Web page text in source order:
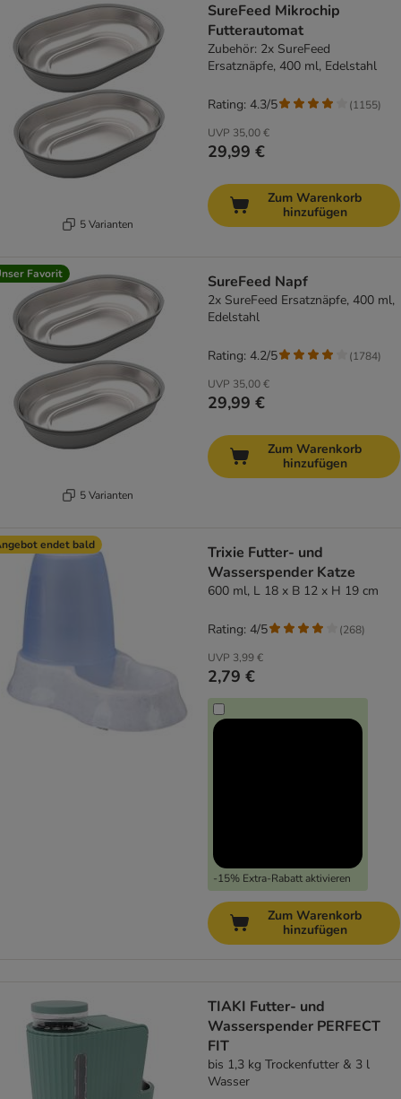
5 Varianten
SureFeed Mikrochip
Futterautomat
Zubehör: 2x SureFeed
Ersatznäpfe, 400 ml, Edelstahl
UVP 35,00 €
29,99 €
Rating: 4.3/5 (1155)
Zum Warenkorb
hinzufügen
Favorit
5 Varianten
SureFeed Napf
2x SureFeed Ersatznäpfe, 400 ml,
Edelstahl
UVP 35,00 €
29,99 €
Rating: 4.2/5 (1784)
Zum Warenkorb
hinzufügen
endet bald
Trixie Futter- und
Wasserspender Katze
600 ml, L 18 x B 12 x H 19 cm
UVP 3,99 €
2,79 €
-15% Extra-Rabatt aktivieren
Rating: 4/5 (268)
Zum Warenkorb
hinzufügen
TIAKI Futter- und
Wasserspender PERFECT
FIT
bis 1,3 kg Trockenfutter & 3 l
Wasser